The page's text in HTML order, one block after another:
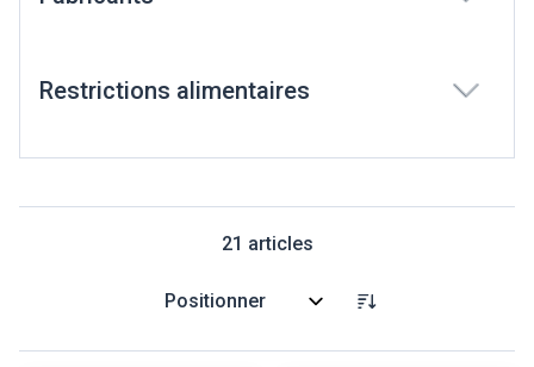
Restrictions alimentaires
21 articles
Trier par: